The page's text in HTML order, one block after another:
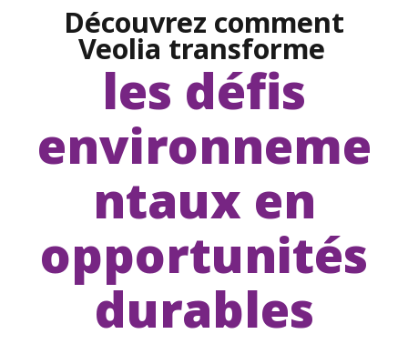
Découvrez comment
Veolia transforme
les défis
environneme
ntaux en
opportunités
durables